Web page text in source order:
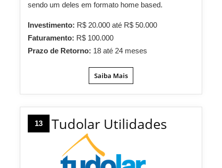
sendo um deles em formato home based.
Investimento: R$ 20.000 até R$ 50.000
Faturamento: R$ 100.000
Prazo de Retorno: 18 até 24 meses
Saiba Mais
13 Tudolar Utilidades